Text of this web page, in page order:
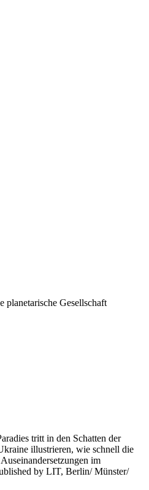
Gesellschaft
tritt in den Schatten der
illustrieren, wie schnell die
im
by LIT, Berlin/ Münster/